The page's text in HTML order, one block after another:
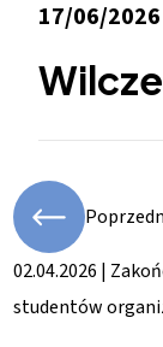
17/06/2026
02.04.2026 |
studentów